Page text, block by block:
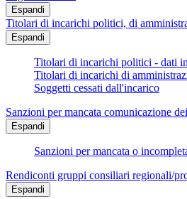
Espandi
Titolari di incarichi politici, di
Espandi
Titolari di incarichi politici - dati
Titolari di incarichi di
Soggetti cessati dall'incarico
Sanzioni per mancata comunicazione
Espandi
Sanzioni per mancata o
Rendiconti gruppi consiliari regionali/
Espandi